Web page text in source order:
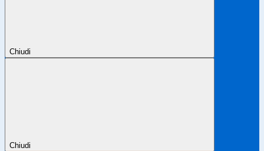
Chiudi
Chiudi